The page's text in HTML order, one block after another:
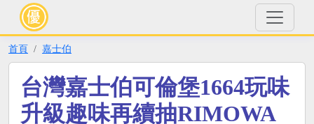
首頁 嘉士伯
台灣嘉士伯可倫堡1664玩味
升級趣味再續抽RIMOWA